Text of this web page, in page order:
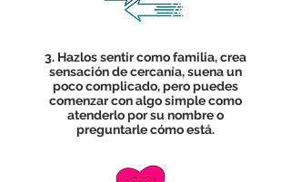
3. Hazlos sentir como familia, crea
sensación de cercanía, suena un
poco complicado, pero puedes
comenzar con algo simple como
atenderlo por su nombre o
preguntarle cómo está.